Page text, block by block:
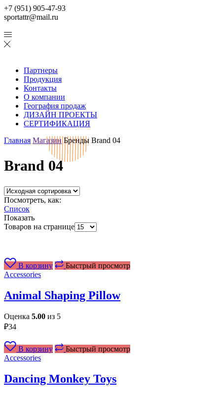
+7 (951) 905-47-93
sportattr@mail.ru
Партнеры
Продукция
Контакты
О компании
География продаж
ДИЗАЙН ПРОЕКТЫ
СЕРТИФИКАЦИЯ
Главная Магазин Бренды Brand 04
Brand 04
Посмотреть, как:
Список
Показать
Товаров на странице
В корзину
Быстрый просмотр
Accessories
Animal Shaping Pillow
Оценка 5.00 из 5
₽34
В корзину
Быстрый просмотр
Accessories
Dancing Monkey Toys